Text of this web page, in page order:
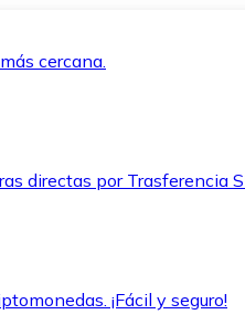
cercana.
directas por Trasferencia
¡Fácil y seguro!